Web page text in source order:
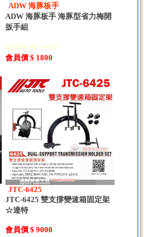
ADW 海豚板手
ADW 海豚板手 海豚型省力梅開
扳手組
建議售價 : 1800
會員價 $ 1800
JTC-6425
JTC-6425 雙支撐變速箱固定架
☆達特
會員價 $ 9000